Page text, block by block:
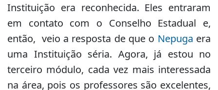
Instituição era reconhecida. Eles entraram
em contato com o Conselho Estadual e,
então, veio a resposta de que o Nepuga era
uma Instituição séria. Agora, já estou no
terceiro módulo, cada vez mais interessada
na área, pois os professores são excelentes,